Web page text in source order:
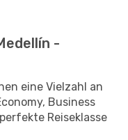
-
eine Vielzahl an
Business
Reiseklasse